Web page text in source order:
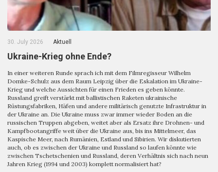
30. July 2026 Aktuell
Ukraine-Krieg ohne Ende?
In einer weiteren Runde sprach ich mit dem Filmregisseur Wilhelm
Domke-Schulz aus dem Raum Leipzig über die Eskalation im Ukraine-
Krieg und welche Aussichten für einen Frieden es geben könnte.
Russland greift verstärkt mit ballistischen Raketen ukrainische
Rüstungsfabriken, Häfen und andere militärisch genutzte Infrastruktur in
der Ukraine an. Die Ukraine muss zwar immer wieder Boden an die
russischen Truppen abgeben, weitet aber als Ersatz ihre Drohnen- und
Kampfbootangriffe weit über die Ukraine aus, bis ins Mittelmeer, das
Kaspische Meer, nach Rumänien, Estland und Sibirien. Wir diskutierten
auch, ob es zwischen der Ukraine und Russland so laufen könnte wie
zwischen Tschetschenien und Russland, deren Verhältnis sich nach neun
Jahren Krieg (1994 und 2003) komplett normalisiert hat?